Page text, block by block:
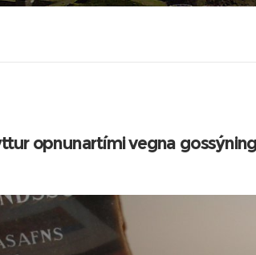
opnunartími vegna